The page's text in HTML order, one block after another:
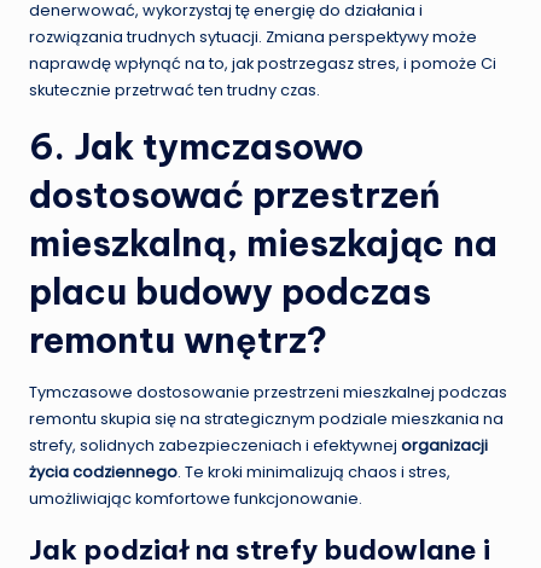
denerwować, wykorzystaj tę energię do działania i
rozwiązania trudnych sytuacji. Zmiana perspektywy może
naprawdę wpłynąć na to, jak postrzegasz stres, i pomoże Ci
skutecznie przetrwać ten trudny czas.
6. Jak tymczasowo
dostosować przestrzeń
mieszkalną, mieszkając na
placu budowy podczas
remontu wnętrz?
Tymczasowe dostosowanie przestrzeni mieszkalnej podczas
remontu skupia się na strategicznym podziale mieszkania na
strefy, solidnych zabezpieczeniach i efektywnej organizacji
życia codziennego. Te kroki minimalizują chaos i stres,
umożliwiając komfortowe funkcjonowanie.
Jak podział na strefy budowlane i